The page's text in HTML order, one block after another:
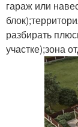
гараж или
разбирать
участке);зона